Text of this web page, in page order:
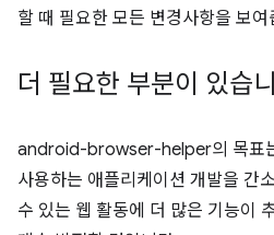
할 때 필요한 모든 변경사항을 보여
더 필요한 부분이 있습
android-browser-helper의 목표
사용하는 애플리케이션 개발을 간
수 있는 웹 활동에 더 많은 기능이